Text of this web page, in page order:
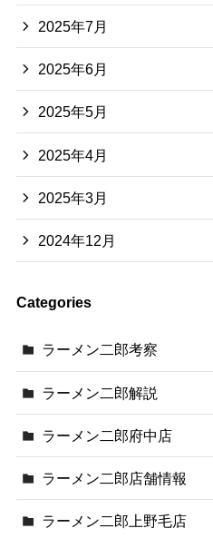
2025年7月
2025年6月
2025年5月
2025年4月
2025年3月
2024年12月
Categories
ラーメン二郎考察
ラーメン二郎解説
ラーメン二郎府中店
ラーメン二郎店舗情報
ラーメン二郎上野毛店